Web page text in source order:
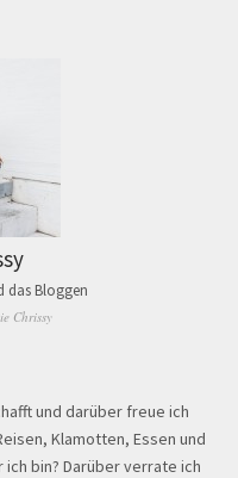
das Bloggen
Chrissy
und darüber freue ich
Klamotten, Essen und
bin? Darüber verrate ich